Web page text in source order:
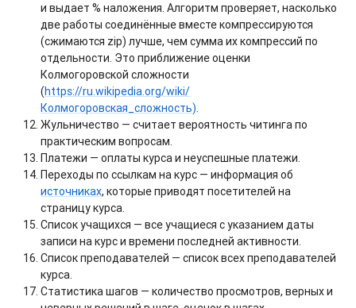
и выдает % наложения. Алгоритм проверяет, насколько
две работы соединённые вместе компрессируются
(сжимаются zip) лучше, чем сумма их компрессий по
отдельности. Это приближение оценки
Колмогоровской сложности
(https://ru.wikipedia.org/wiki/
Колмогоровская_сложность).
Жульничество — считает вероятность читинга по
практическим вопросам.
Платежи — оплаты курса и неуспешные платежи.
Переходы по ссылкам на курс — информация об
источниках, которые приводят посетителей на
страницу курса.
Список учащихся — все учащиеся с указанием даты
записи на курс и времени последней активности.
Список преподавателей — список всех преподавателей
курса.
Статистика шагов — количество просмотров, верных и